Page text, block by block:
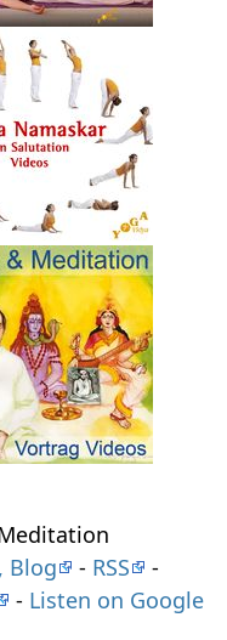
Blog - RSS
-
- Listen on Google